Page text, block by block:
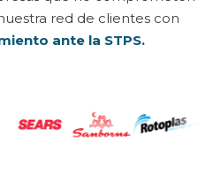
red de clientes con
ante la STPS.